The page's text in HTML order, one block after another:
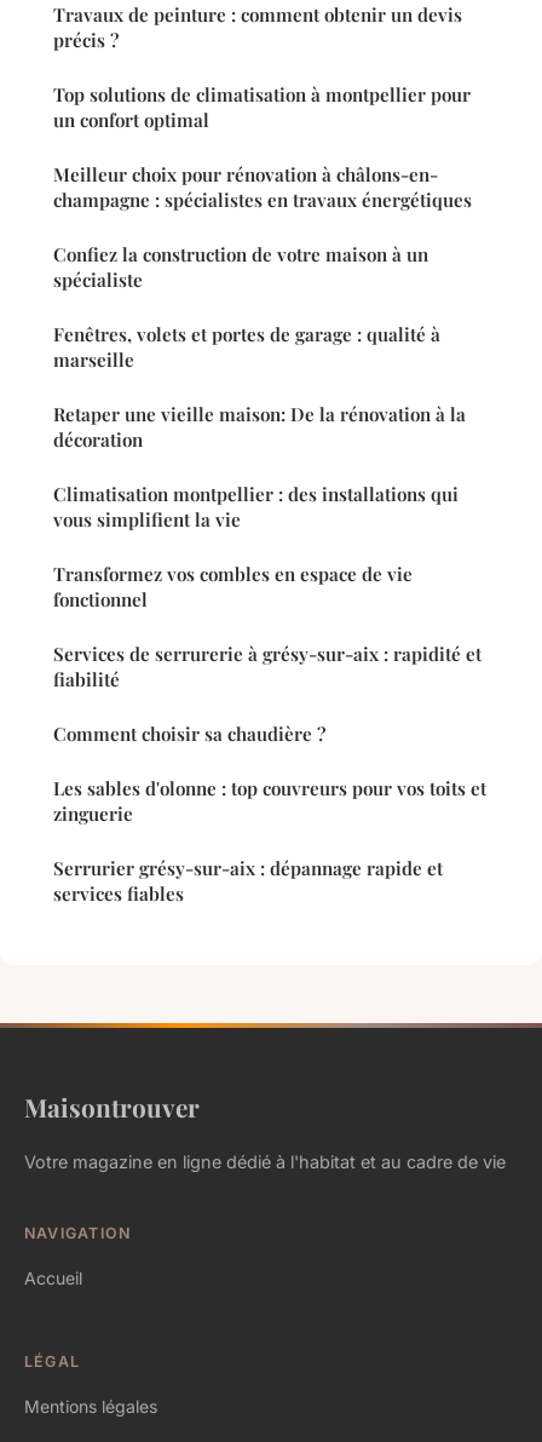
Travaux de peinture : comment obtenir un devis
précis ?
Top solutions de climatisation à montpellier pour
un confort optimal
Meilleur choix pour rénovation à châlons-en-
champagne : spécialistes en travaux énergétiques
Confiez la construction de votre maison à un
spécialiste
Fenêtres, volets et portes de garage : qualité à
marseille
Retaper une vieille maison: De la rénovation à la
décoration
Climatisation montpellier : des installations qui
vous simplifient la vie
Transformez vos combles en espace de vie
fonctionnel
Services de serrurerie à grésy-sur-aix : rapidité et
fiabilité
Comment choisir sa chaudière ?
Les sables d'olonne : top couvreurs pour vos toits et
zinguerie
Serrurier grésy-sur-aix : dépannage rapide et
services fiables
Maisontrouver
Votre magazine en ligne dédié à l'habitat et au cadre de vie
NAVIGATION
Accueil
LÉGAL
Mentions légales